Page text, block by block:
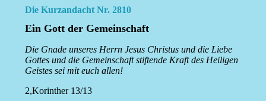
Die Kurzandacht Nr. 2810
Ein Gott der Gemeinschaft
Die Gnade unseres Herrn Jesus Christus und die Liebe
Gottes und die Gemeinschaft stiftende Kraft des Heiligen
Geistes sei mit euch allen!
2,Korinther 13/13